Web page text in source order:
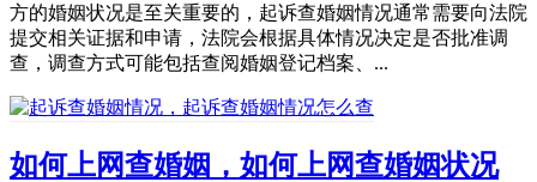
方的婚姻状况是至关重要的，起诉查婚姻情况通常需要向法院
提交相关证据和申请，法院会根据具体情况决定是否批准调
查，调查方式可能包括查阅婚姻登记档案、...
如何上网查婚姻，如何上网查婚姻状况